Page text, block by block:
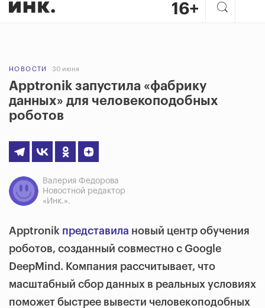
НОВОСТИ 30 июня
Apptronik запустила «фабрику
данных» для человекоподобных
роботов
Валерия Федорова
Новостной редактор
«Инк.».
Apptronik представила новый центр обучения
роботов, созданный совместно с Google
DeepMind. Компания рассчитывает, что
масштабный сбор данных в реальных условиях
поможет быстрее вывести человекоподобных